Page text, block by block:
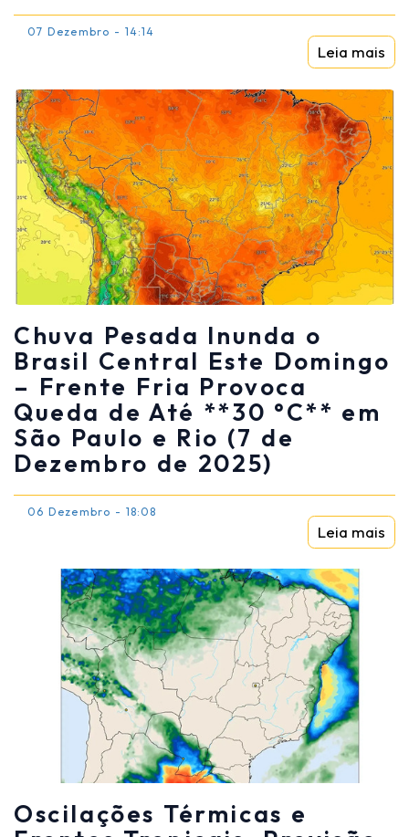
07 Dezembro - 14:14
Leia mais
Chuva Pesada Inunda o
Brasil Central Este Domingo
– Frente Fria Provoca
Queda de Até **30 °C** em
São Paulo e Rio (7 de
Dezembro de 2025)
06 Dezembro - 18:08
Leia mais
Oscilações Térmicas e